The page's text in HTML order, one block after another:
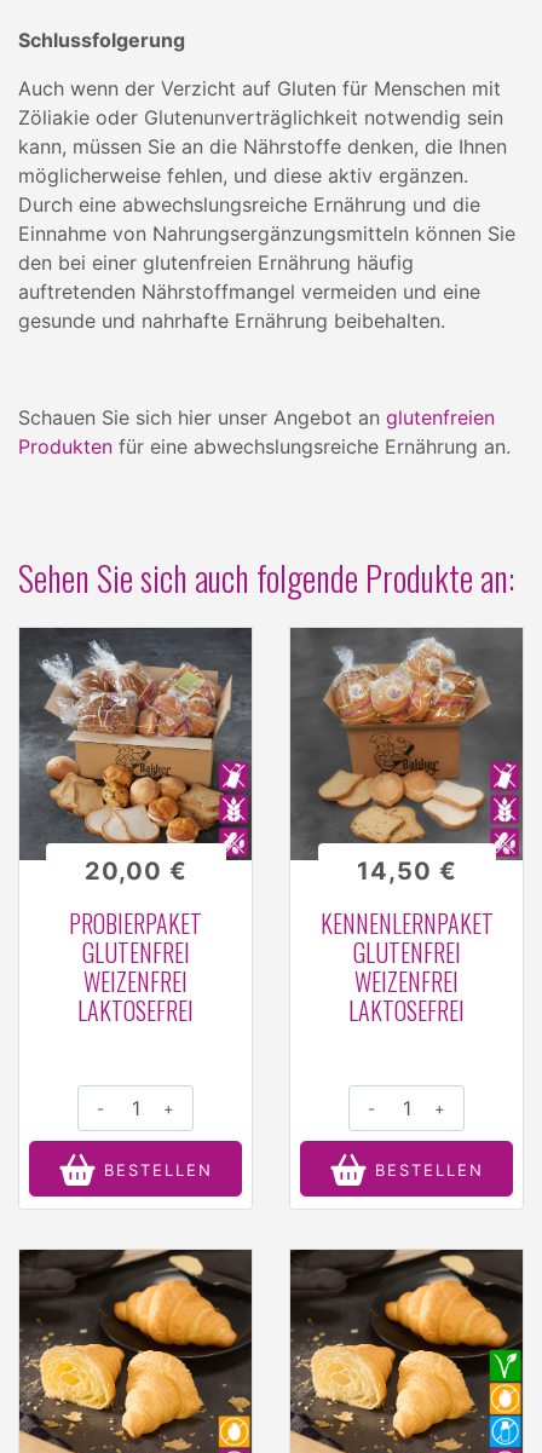
Schlussfolgerung
Auch wenn der Verzicht auf Gluten für Menschen mit
Zöliakie oder Glutenunverträglichkeit notwendig sein
kann, müssen Sie an die Nährstoffe denken, die Ihnen
möglicherweise fehlen, und diese aktiv ergänzen.
Durch eine abwechslungsreiche Ernährung und die
Einnahme von Nahrungsergänzungsmitteln können Sie
den bei einer glutenfreien Ernährung häufig
auftretenden Nährstoffmangel vermeiden und eine
gesunde und nahrhafte Ernährung beibehalten.
Schauen Sie sich hier unser Angebot an glutenfreien
Produkten für eine abwechslungsreiche Ernährung an.
Sehen Sie sich auch folgende Produkte an:
PROBIERPAKET
GLUTENFREI
WEIZENFREI
LAKTOSEFREI
20,00 €
- +
BESTELLEN
KENNENLERNPAKET
GLUTENFREI
WEIZENFREI
LAKTOSEFREI
14,50 €
- +
BESTELLEN